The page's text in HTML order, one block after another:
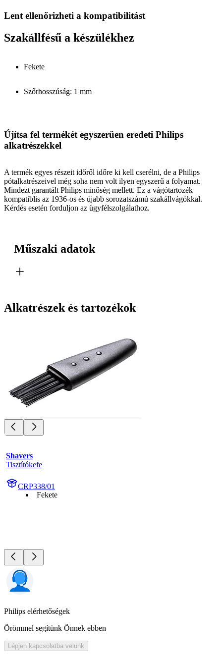
Lent ellenőrizheti a kompatibilitást
Szakállfésű a készülékhez
Fekete
Szőrhosszúság: 1 mm
Újítsa fel termékét egyszerűen eredeti Philips
alkatrészekkel
A termék egyes részeit időről időre ki kell cserélni, de a Philips
pótalkatrészeivel még soha nem volt ilyen egyszerű a folyamat.
Mindezt garantált Philips minőség mellett. Ez a vágótartozék
kompatiblis az 1936-os és újabb sorozatszámú szakállvágókkal.
Kérdés esetén forduljon az ügyfélszolgálathoz.
Műszaki adatok
Alkatrészek és tartozékok
Shavers
Tisztítókefe
CRP338/01
Fekete
Philips elérhetőségek
Örömmel segítünk Önnek ebben
Lépjen kapcsolatba velünk